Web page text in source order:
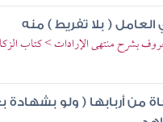
العامل ( بلا تفريط ) منه
بشرح منتهى الإرادات > كتاب
من أربابها ( ولو